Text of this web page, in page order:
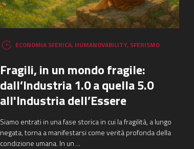
ECONOMIA SFERICA, HUMANOVABILITY, SFERISMO
Fragili, in un mondo fragile:
dall’Industria 1.0 a quella 5.0
all'Industria dell’Essere
Siamo entrati in una fase storica in cui la fragilità, a lungo
negata, torna a manifestarsi come verità profonda della
condizione umana. In un ...